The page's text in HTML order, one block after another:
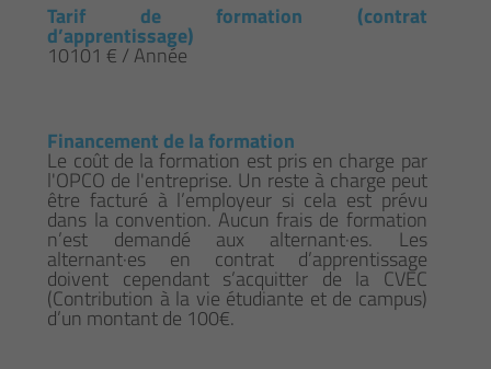
Tarif de formation (contrat
d’apprentissage)
10101 € / Année
Financement de la formation
Le coût de la formation est pris en charge par
l'OPCO de l'entreprise. Un reste à charge peut
être facturé à l’employeur si cela est prévu
dans la convention. Aucun frais de formation
n’est demandé aux alternant·es. Les
alternant·es en contrat d’apprentissage
doivent cependant s’acquitter de la CVEC
(Contribution à la vie étudiante et de campus)
d’un montant de 100€.